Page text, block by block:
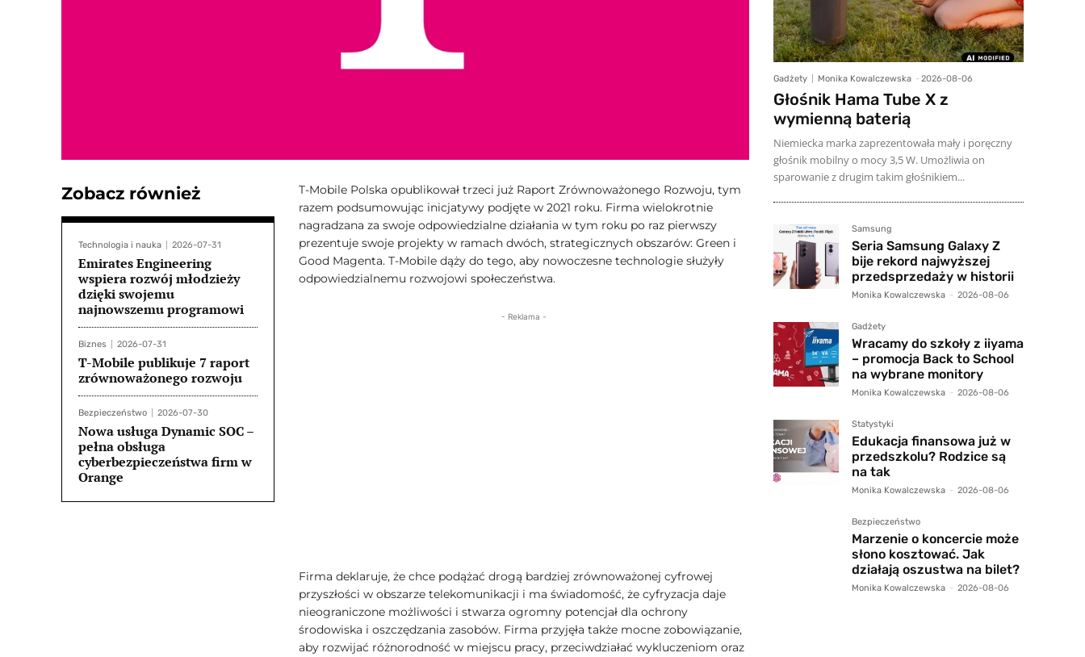
Zobacz również
Technologia i nauka 2026-07-31
Emirates Engineering
wspiera rozwój młodzieży
dzięki swojemu
najnowszemu programowi
Biznes 2026-07-31
T-Mobile publikuje 7 raport
zrównoważonego rozwoju
Bezpieczeństwo 2026-07-30
Nowa usługa Dynamic SOC –
pełna obsługa
cyberbezpieczeństwa firm w
Orange
T-Mobile Polska opublikował trzeci już Raport Zrównoważonego Rozwoju, tym
razem podsumowując inicjatywy podjęte w 2021 roku. Firma wielokrotnie
nagradzana za swoje odpowiedzialne działania w tym roku po raz pierwszy
prezentuje swoje projekty w ramach dwóch, strategicznych obszarów: Green i
Good Magenta. T-Mobile dąży do tego, aby nowoczesne technologie służyły
odpowiedzialnemu rozwojowi społeczeństwa.
- Reklama -
Firma deklaruje, że chce podążać drogą bardziej zrównoważonej cyfrowej
przyszłości w obszarze telekomunikacji i ma świadomość, że cyfryzacja daje
nieograniczone możliwości i stwarza ogromny potencjał dla ochrony
środowiska i oszczędzania zasobów. Firma przyjęła także mocne zobowiązanie,
aby rozwijać różnorodność w miejscu pracy, przeciwdziałać wykluczeniom oraz
Gadżety Monika Kowalczewska - 2026-08-06
Głośnik Hama Tube X z
wymienną baterią
Niemiecka marka zaprezentowała mały i poręczny
głośnik mobilny o mocy 3,5 W. Umożliwia on
sparowanie z drugim takim głośnikiem...
Samsung
Seria Samsung Galaxy Z
bije rekord najwyższej
przedsprzedaży w historii
Monika Kowalczewska - 2026-08-06
Gadżety
Wracamy do szkoły z iiyama
– promocja Back to School
na wybrane monitory
Monika Kowalczewska - 2026-08-06
Statystyki
Edukacja finansowa już w
przedszkolu? Rodzice są
na tak
Monika Kowalczewska - 2026-08-06
Bezpieczeństwo
Marzenie o koncercie może
słono kosztować. Jak
działają oszustwa na bilet?
Monika Kowalczewska - 2026-08-06